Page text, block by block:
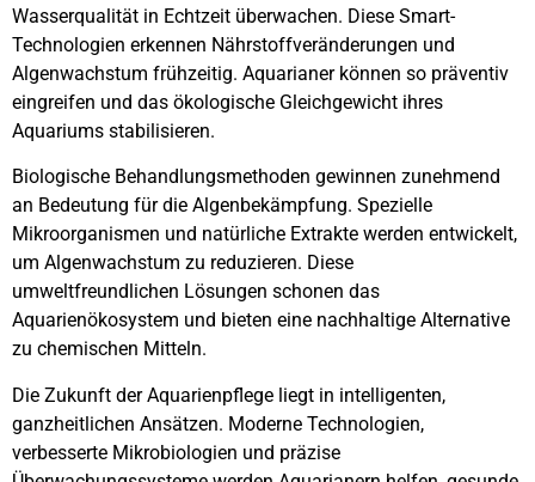
Wasserqualität in Echtzeit überwachen. Diese Smart-
Technologien erkennen Nährstoffveränderungen und
Algenwachstum frühzeitig. Aquarianer können so präventiv
eingreifen und das ökologische Gleichgewicht ihres
Aquariums stabilisieren.
Biologische Behandlungsmethoden gewinnen zunehmend
an Bedeutung für die Algenbekämpfung. Spezielle
Mikroorganismen und natürliche Extrakte werden entwickelt,
um Algenwachstum zu reduzieren. Diese
umweltfreundlichen Lösungen schonen das
Aquarienökosystem und bieten eine nachhaltige Alternative
zu chemischen Mitteln.
Die Zukunft der Aquarienpflege liegt in intelligenten,
ganzheitlichen Ansätzen. Moderne Technologien,
verbesserte Mikrobiologien und präzise